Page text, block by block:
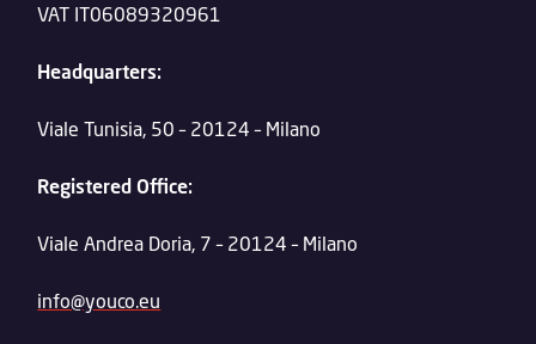
VAT IT06089320961
Headquarters:
Viale Tunisia, 50 – 20124 – Milano
Registered Office:
Viale Andrea Doria, 7 – 20124 – Milano
info@youco.eu